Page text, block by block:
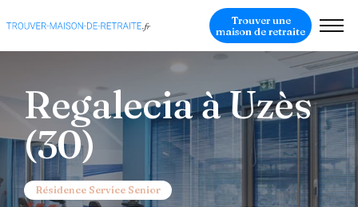
Trouver une
maison de retraite
Regalecia à Uzès
(30)
Résidence Service Senior